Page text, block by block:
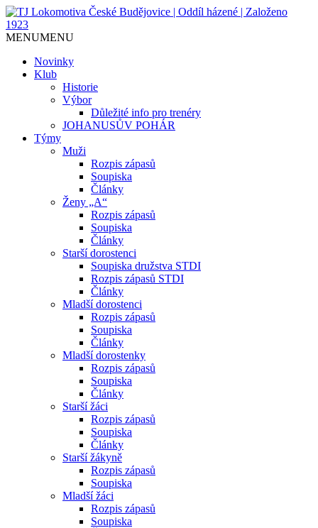
TJ Lokomotiva České
Budějovice | Oddíl házené |
Založeno 1923
Jediný házenkářský klub v Českých
MENUMENU
Novinky
Klub
Historie
Výbor
Důležité info pro trenéry
JOHANUSŮV POHÁR
Týmy
Muži
Rozpis zápasů
Soupiska
Články
Ženy „A“
Rozpis zápasů
Soupiska
Články
Starší dorostenci
Soupiska družstva STDI
Rozpis zápasů STDI
Články
Mladší dorostenci
Rozpis zápasů
Soupiska
Články
Mladší dorostenky
Rozpis zápasů
Soupiska
Články
Starší žáci
Rozpis zápasů
Soupiska
Články
Starší žákyně
Rozpis zápasů
Soupiska
Mladší žáci
Rozpis zápasů
Soupiska